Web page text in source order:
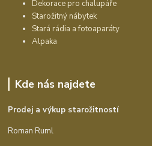
Dekorace pro chalupáře
Starožitný nábytek
Stará rádia a fotoaparáty
Alpaka
Kde nás najdete
Prodej a výkup starožitností
Roman Ruml